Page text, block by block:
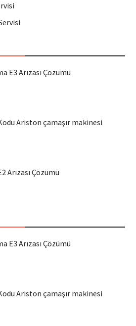
E3 Arızası Çözümü
Ariston çamaşır makinesi
Arızası Çözümü
E3 Arızası Çözümü
Ariston çamaşır makinesi